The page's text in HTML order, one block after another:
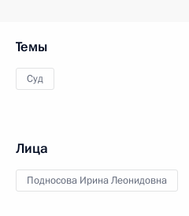
Темы
Суд
Лица
Подносова Ирина Леонидовна